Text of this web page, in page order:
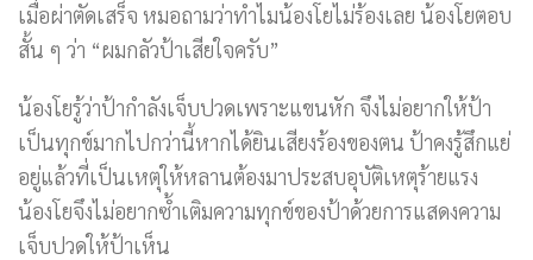
เมื่อผ่าตัดเสร็จ หมอถามว่าทำไมน้องโยไม่ร้องเลย น้องโยตอบ
สั้น ๆ ว่า “ผมกลัวป้าเสียใจครับ”
น้องโยรู้ว่าป้ากำลังเจ็บปวดเพราะแขนหัก จึงไม่อยากให้ป้า
เป็นทุกข์มากไปกว่านี้หากได้ยินเสียงร้องของตน ป้าคงรู้สึกแย่
อยู่แล้วที่เป็นเหตุให้หลานต้องมาประสบอุบัติเหตุร้ายแรง
น้องโยจึงไม่อยากซ้ำเติมความทุกข์ของป้าด้วยการแสดงความ
เจ็บปวดให้ป้าเห็น